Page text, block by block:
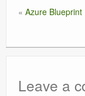
« Azure Blueprint
Leave a